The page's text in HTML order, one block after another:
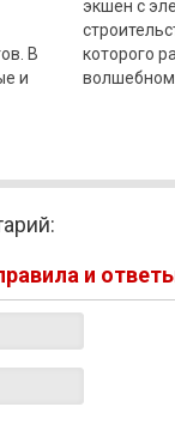
В
и
экшен с
которого
волшебном
и